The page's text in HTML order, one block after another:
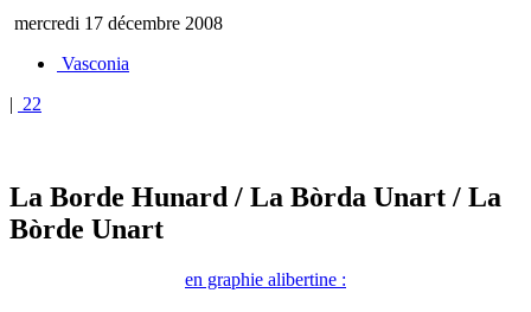
mercredi 17 décembre 2008
Vasconia
| 22
La Borde Hunard / La Bòrda Unart / La
Bòrde Unart
en graphie alibertine :